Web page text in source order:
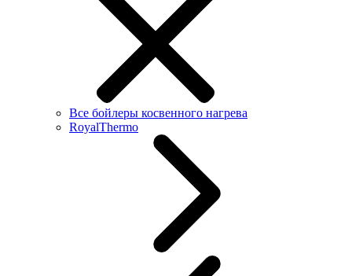
Все бойлеры косвенного нагрева
RoyalThermo